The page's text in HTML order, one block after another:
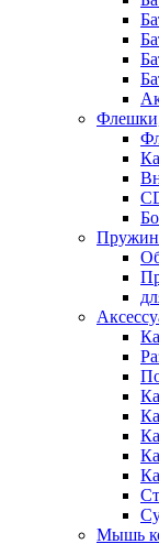
Мышь